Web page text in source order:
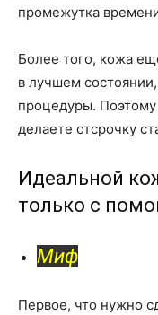
промежутка
Более того, кожа
в лучшем
процедуры.
делаете отсрочку
Идеальной
только с
Миф
Первое, что нужно